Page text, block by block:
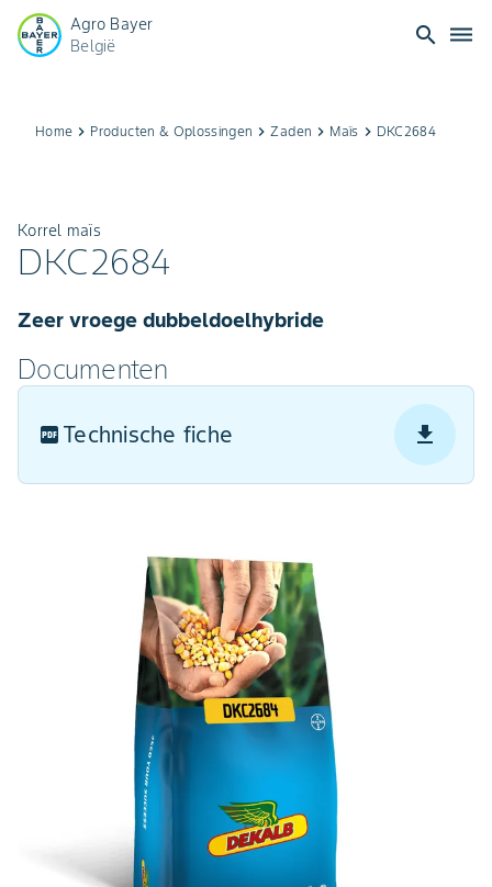
Agro Bayer
België
search dehaze
Home keyboard_arrow_right Producten & Oplossingen​ keyboard_arrow_rightZaden keyboard_arrow_right Maïs keyboard_arrow_right DKC2684
Korrel maïs
DKC2684
Zeer vroege dubbeldoelhybride
Documenten
Technische fiche